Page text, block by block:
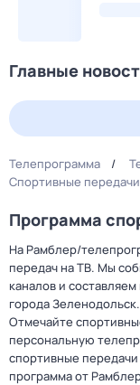
Главные
Телепрограмма
Спортивные
Программа
На Рамблер/
передач на ТВ. Мы
каналов и
города
Отмечайте
персональную
спортивные
программа от